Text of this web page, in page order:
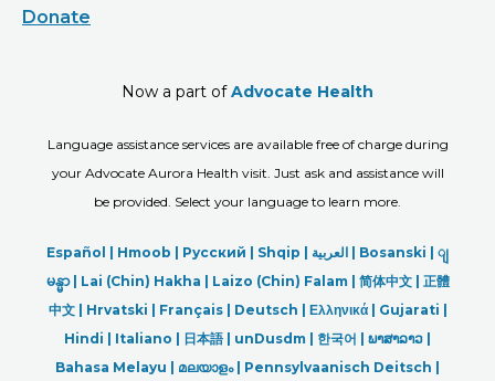
Donate
Now a part ofAdvocate Health
Language assistance services are available free of charge during
your Advocate Aurora Health visit. Just ask and assistance will
be provided. Select your language to learn more.
Español | Hmoob Русский Shqip العربیة Bosanski
ျ
မန္မာ| Lai (Chin) Hakha | Laizo (Chin) Falam | 简体中文 | 正體
中文 | Hrvatski | Français | Deutsch Ελληνικά | Gujarati |
Hindi
Italiano 日本語| unDusdm 한국어 ພາສາລາວ
Bahasa Melayu | മലയാളം| Pennsylvaanisch Deitsch |